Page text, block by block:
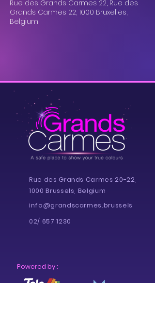
Rue des Grands Carmes 22, Rue des
Grands Carmes 22, 1000 Bruxelles,
Belgium
Rue des Grands Carmes 20-22,
1000 Brussels, Belgium
info@grandscarmes.brussels
02/ 657 1230
Powered by :